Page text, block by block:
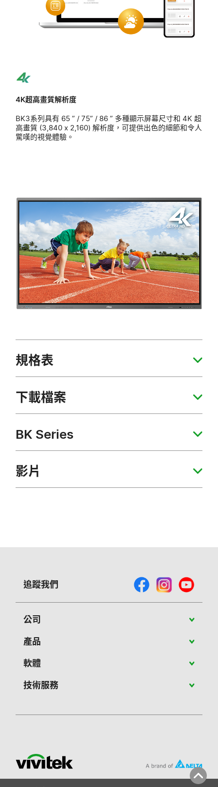
4K超高畫質解析度
BK3系列具有 65 ” / 75” / 86 ” 多種顯示屏幕尺寸和 4K 超
高畫質 (3,840 x 2,160) 解析度，可提供出色的細節和令人
驚嘆的視覺體驗。
規格表
下載檔案
BK Series
影片
追蹤我們
公司
關於Vivitek
聯絡我們
產品
攜帶型投影機
大型展演投影機
商用顯示器
NovoConnect設備
軟體
PJ-Control 軟體
NovoConnect Stage
NovoDS Cloud
技術服務
技術服務